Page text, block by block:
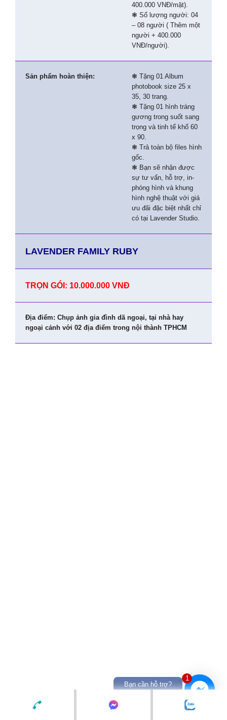
400.000 VNĐ/mặt).
❃ Số lượng người: 04
– 08 người ( Thêm một
người + 400.000
VNĐ/người).
Sản phẩm hoàn thiện:
❃ Tặng 01 Album
photobook size 25 x
35, 30 trang.
❃ Tặng 01 hình tráng
gương trong suốt sang
trọng và tinh tế khổ 60
x 90.
❃ Trả toàn bộ files hình
gốc.
❃ Bạn sẽ nhận được
sự tư vấn, hỗ trợ, in-
phóng hình và khung
hình nghệ thuật với giá
ưu đãi đặc biệt nhất chỉ
có tại Lavender Studio.
LAVENDER FAMILY RUBY
TRỌN GÓI: 10.000.000 VNĐ
Địa điểm: Chụp ảnh gia đình dã ngoại, tại nhà hay
ngoại cảnh với 02 địa điểm trong nội thành TPHCM
1
Bạn cần hỗ trợ?